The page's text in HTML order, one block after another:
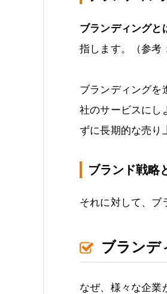
ブランディングと
指します。（参考
ブランディングを
社のサービスにし
ずに長期的な売り
ブランド戦略
それに対して、ブ
ブランデ
なぜ、様々な企業